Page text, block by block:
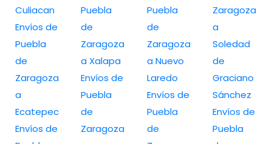
Culiacan
Envíos de
Puebla
de
Zaragoza
a
Ecatepec
Envíos de
Puebla
de
Zaragoza
a Xalapa
Envíos de
Puebla
de
Zaragoza
Puebla
de
Zaragoza
a Nuevo
Laredo
Envíos de
Puebla
de
Zaragoza
a
Soledad
de
Graciano
Sánchez
Envíos de
Puebla